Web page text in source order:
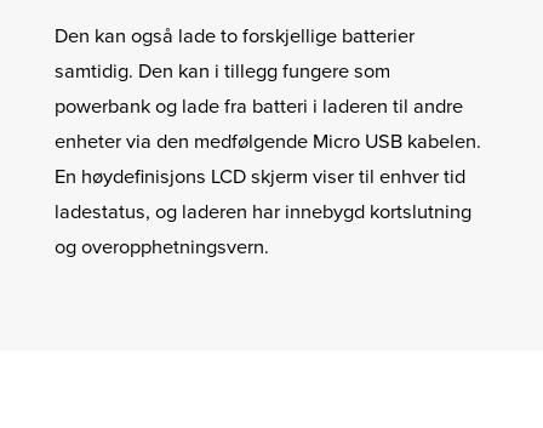
Den kan også lade to forskjellige batterier
samtidig. Den kan i tillegg fungere som
powerbank og lade fra batteri i laderen til andre
enheter via den medfølgende Micro USB kabelen.
En høydefinisjons LCD skjerm viser til enhver tid
ladestatus, og laderen har innebygd kortslutning
og overopphetningsvern.